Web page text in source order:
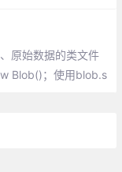
原始数据的类文件
Blob()；使用blob.s